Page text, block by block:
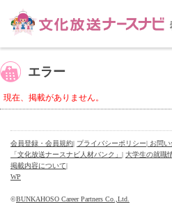
エラー
現在、掲載がありません。
会員登録・会員規約| プライバシーポリシー| お問
「文化放送ナースナビ人材バンク」 | 大学生の就職
掲載内容について|
WP
©BUNKAHOSO Career Partners Co.,Ltd.